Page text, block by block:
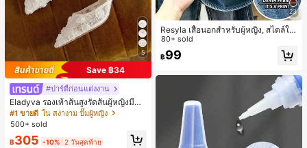
5
Save ฿34
#ปาร์ตี้ก่อนแต่งงาน
Eladyva รองเท้าส้นสูงรัดส้นผู้หญิงมีดอ
กไม้ประดับตาข่ายเสริมและสามารถสว
มได้สองแบบ ส้นสูง 7 ซม. รูปแบบโรมัน
#1 ขายดี ใน สง่างาม ปั๊มผู้หญิง
500+ sold
฿305 -10% 2 วันสุดท้าย
23
Resyla เสื้อนอกสำหรับผู้หญิง, สไตล์ให
ม่ฤดูร้อน, กีฬากลางแจ้งแบบสบายๆ, ลา
ยออกแบบ, พิมพ์ตัวอักษร & ตัวเลข สีน้ำ
เงิน แฟชั่น & อเนกประสงค์ เสื้อยืด, สตรี
สื้อยืดสำหรับผู้หญิง
80+ sold
฿99